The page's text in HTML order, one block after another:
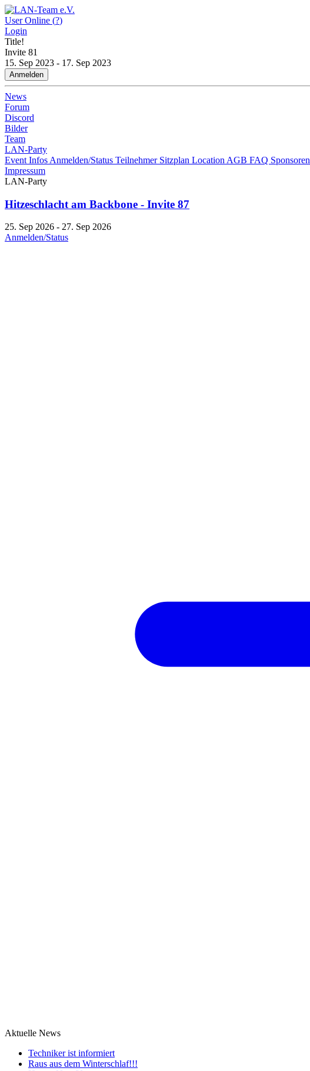
User Online (?)
Login
Title!
Invite 81
15. Sep 2023 - 17. Sep 2023
Anmelden
News
Forum
Discord
Bilder
Team
LAN-Party
Event Infos Anmelden/Status Teilnehmer Sitzplan Location AGB FAQ Sponsoren
Impressum
LAN-Party
Hitzeschlacht am Backbone - Invite 87
25. Sep 2026 - 27. Sep 2026
Anmelden/Status
Aktuelle News
Techniker ist informiert
Raus aus dem Winterschlaf!!!